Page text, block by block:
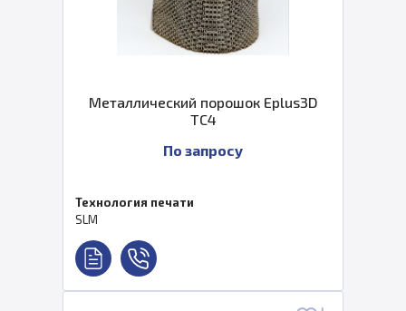
Металлический порошок Eplus3D
TC4
По запросу
Технология печати
SLM